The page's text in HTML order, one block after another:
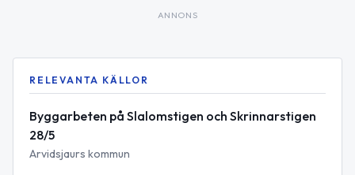
ANNONS
RELEVANTA KÄLLOR
Byggarbeten på Slalomstigen och Skrinnarstigen
28/5
Arvidsjaurs kommun